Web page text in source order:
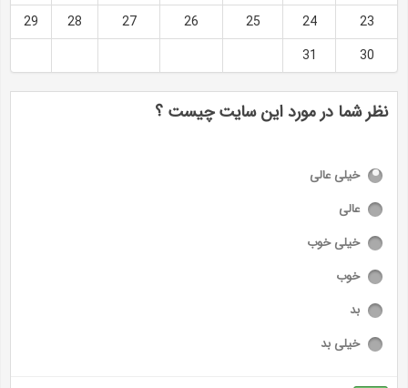
23
24
25
26
27
28
29
30
31
نظر شما در مورد این سایت چیست ؟
خیلی عالی
عالی
خیلی خوب
خوب
بد
خیلی بد